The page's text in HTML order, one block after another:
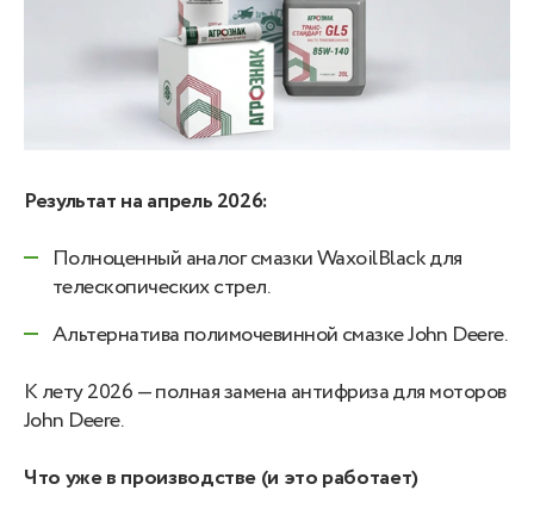
Результат на апрель 2026:
Полноценный аналог смазки WaxoilBlack для
телескопических стрел.
Альтернатива полимочевинной смазке John Deere.
К лету 2026 — полная замена антифриза для моторов
John Deere.
Что уже в производстве (и это работает)